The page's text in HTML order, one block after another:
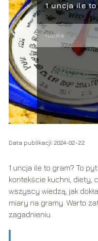
1 uncja ile to
Nauka
Data publikacji: 2024-02-22
1 uncja ile to gram? To
kontekście kuchni, diety,
wszyscy wiedzą, jak
miary na gramy. Warto
zagadnieniu.